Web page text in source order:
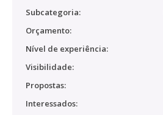
Subcategoria:
Orçamento:
Nível de experiência:
Visibilidade:
Propostas:
Interessados: